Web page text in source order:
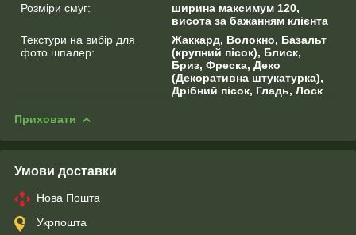
Розміри смуг:
ширина максимум 120,
висота за бажанням клієнта
Текстури на вибір для
фото шпалер:
Жаккард, Волокно, Базальт
(крупний пісок), Блиск,
Бриз, Фреска, Деко
(Декоративна штукатурка),
Дрібний пісок, Гладь, Лоск
Приховати
Умови доставки
Нова Пошта
Укрпошта